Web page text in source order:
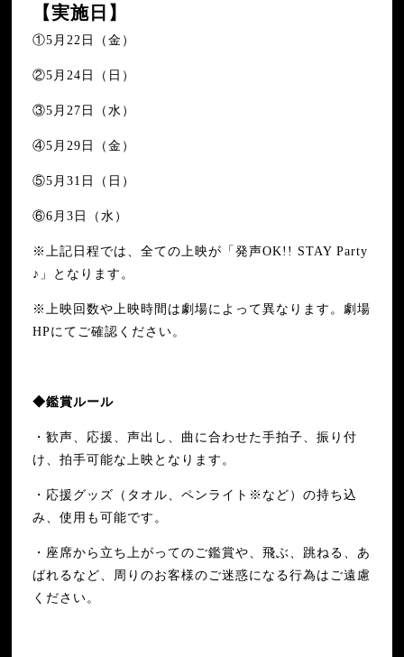
【実施日】
①5月22日（金）
②5月24日（日）
③5月27日（水）
④5月29日（金）
⑤5月31日（日）
⑥6月3日（水）
※上記日程では、全ての上映が「発声OK!! STAY Party
♪」となります。
※上映回数や上映時間は劇場によって異なります。劇場
HPにてご確認ください。
◆鑑賞ルール
・歓声、応援、声出し、曲に合わせた手拍子、振り付
け、拍手可能な上映となります。
・応援グッズ（タオル、ペンライト※など）の持ち込
み、使用も可能です。
・座席から立ち上がってのご鑑賞や、飛ぶ、跳ねる、あ
ばれるなど、周りのお客様のご迷惑になる行為はご遠慮
ください。